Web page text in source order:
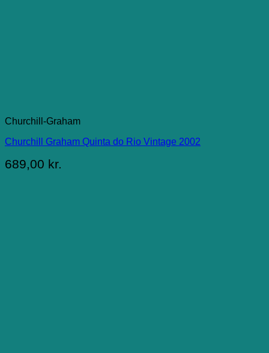
Churchill-Graham
Churchill Graham Quinta do Rio Vintage 2002
689,00 kr.